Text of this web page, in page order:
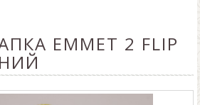
EMMET 2 FLIP